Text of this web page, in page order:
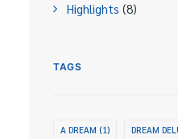
Highlights (8)
TAGS
A DREAM (1) DREAM